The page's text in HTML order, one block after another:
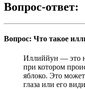
Вопрос-ответ:
Вопрос: Что такое
Иллиййун — это
при котором
яблоко. Это
глаза или его